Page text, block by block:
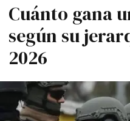
Cuánto gana
según su
2026